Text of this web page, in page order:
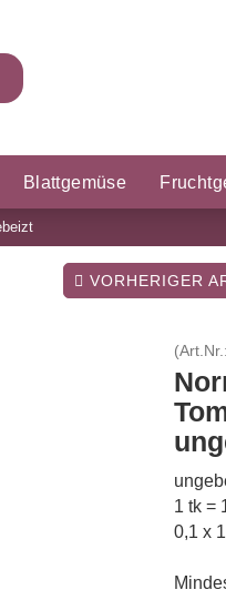
Blattgemüse
Porree & Zwiebeln
VORHERIGER
1 tk =
0,1 x